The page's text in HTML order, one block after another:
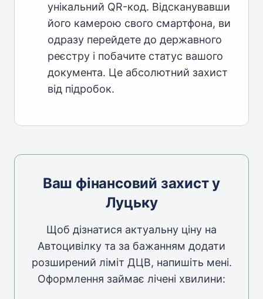
унікальний QR-код. Відсканувавши
його камерою свого смартфона, ви
одразу перейдете до державного
реєстру і побачите статус вашого
документа. Це абсолютний захист
від підробок.
Ваш фінансовий захист у
Луцьку
Щоб дізнатися актуальну ціну на
Автоцивілку та за бажанням додати
розширений ліміт ДЦВ, напишіть мені.
Оформлення займає лічені хвилини: